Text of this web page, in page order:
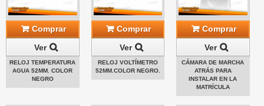
Comprar
Ver
RELOJ TEMPERATURA
AGUA 52MM. COLOR
NEGRO
Comprar
Ver
RELOJ VOLTÍMETRO
52MM.COLOR NEGRO.
Comprar
Ver
CÁMARA DE MARCHA
ATRÁS PARA
INSTALAR EN LA
MATRÍCULA